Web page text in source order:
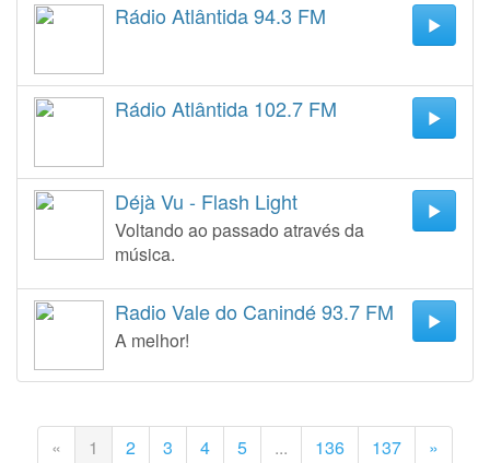
Rádio Atlântida 94.3 FM
Rádio Atlântida 102.7 FM
Déjà Vu - Flash Light
Voltando ao passado através da
música.
Radio Vale do Canindé 93.7 FM
A melhor!
« 1 2 3 4 5 ... 136 137 »